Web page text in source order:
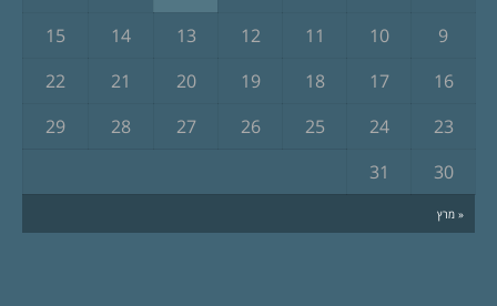
« מרץ
9
10
11
12
13
14
15
16
17
18
19
20
21
22
23
24
25
26
27
28
29
30
31